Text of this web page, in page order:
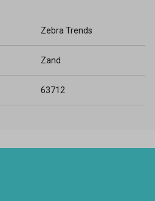
Zebra Trends
Zand
63712